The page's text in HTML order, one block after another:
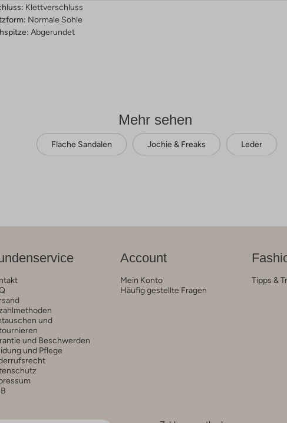
Klettverschluss
Normale Sohle
Abgerundet
Mehr sehen
Flache Sandalen Jochie & Freaks Leder
und
und Beschwerden
und Pflege
Account
Mein Konto
Häufig gestellte Fragen
Tipps &